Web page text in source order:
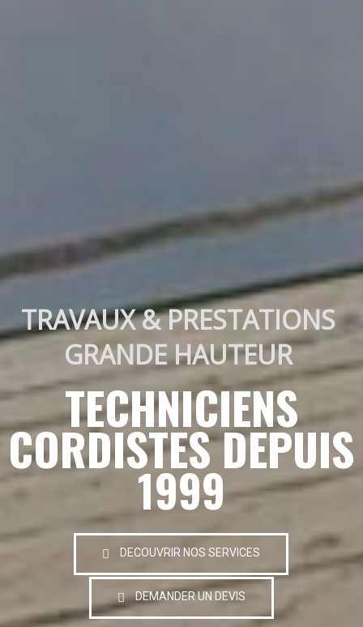
TRAVAUX & PRESTATIONS
GRANDE HAUTEUR
TECHNICIENS
CORDISTES DEPUIS
1999
DECOUVRIR NOS SERVICES
DEMANDER UN DEVIS